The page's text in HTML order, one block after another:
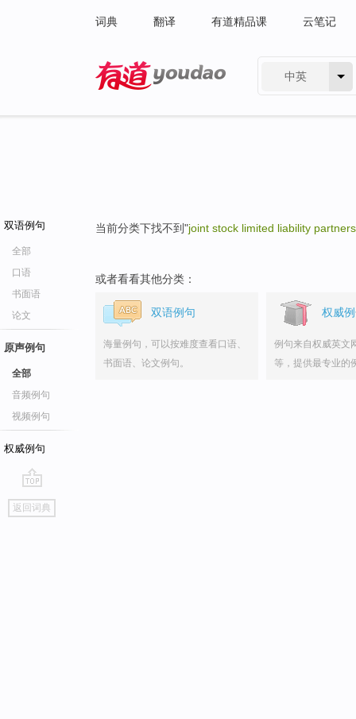
词典 翻译 有道精品课 云笔记
中英
双语例句
全部
口语
书面语
论文
原声例句
全部
音频例句
视频例句
权威例句
go
top
返回词典
当前分类下找不到"joint stock limited liability
或者看看其他分类：
双语例句
海量例句，可以按难度查看口语、
书面语、论文例句。
权威
例句来自权威英文
等，提供最专业的